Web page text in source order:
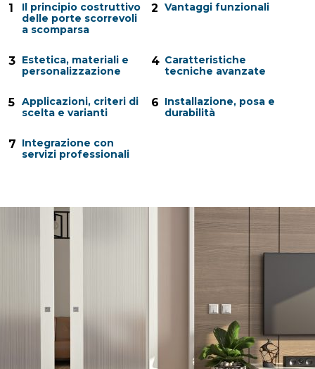
1
Il principio costruttivo
delle porte scorrevoli
a scomparsa
2 Vantaggi funzionali
3 Estetica, materiali e
personalizzazione
4 Caratteristiche
tecniche avanzate
5 Applicazioni, criteri di
scelta e varianti
6 Installazione, posa e
durabilità
7 Integrazione con
servizi professionali